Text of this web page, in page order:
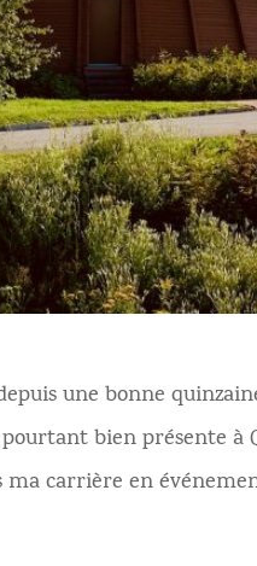
une bonne
bien présente à
carrière en